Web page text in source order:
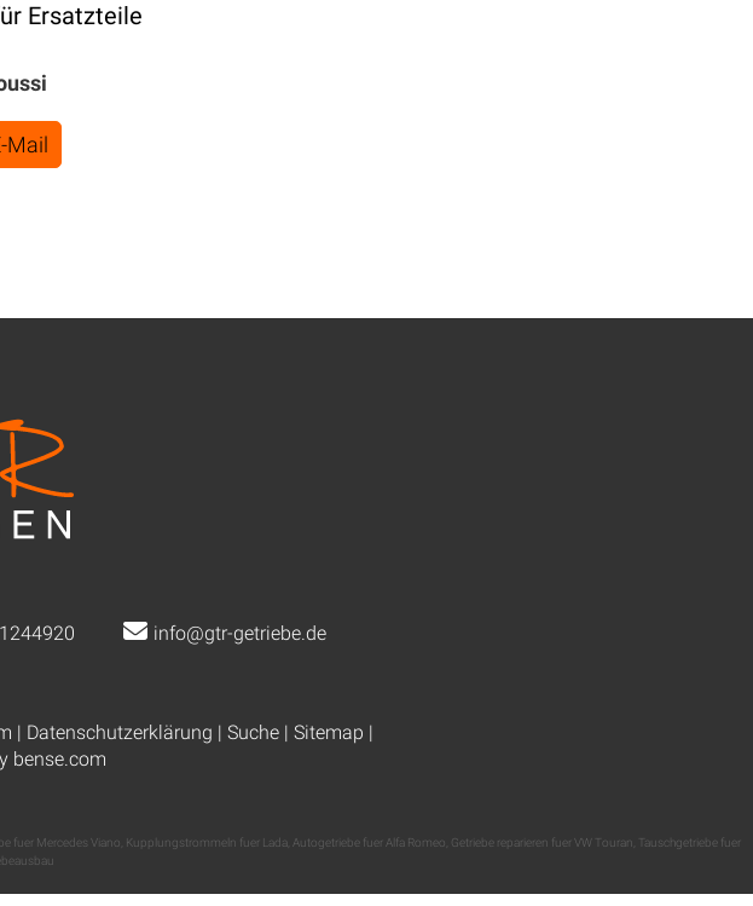
Ersatzteile
Mail
info@gtr-getriebe.de
| Datenschutzerklärung | Suche| Sitemap |
bense.com
fuer Mercedes Viano Kupplungstrommeln fuer Lada Autogetriebe fuer Alfa Romeo Getriebe reparieren fuer VW Touran
Tauschgetriebe fuer